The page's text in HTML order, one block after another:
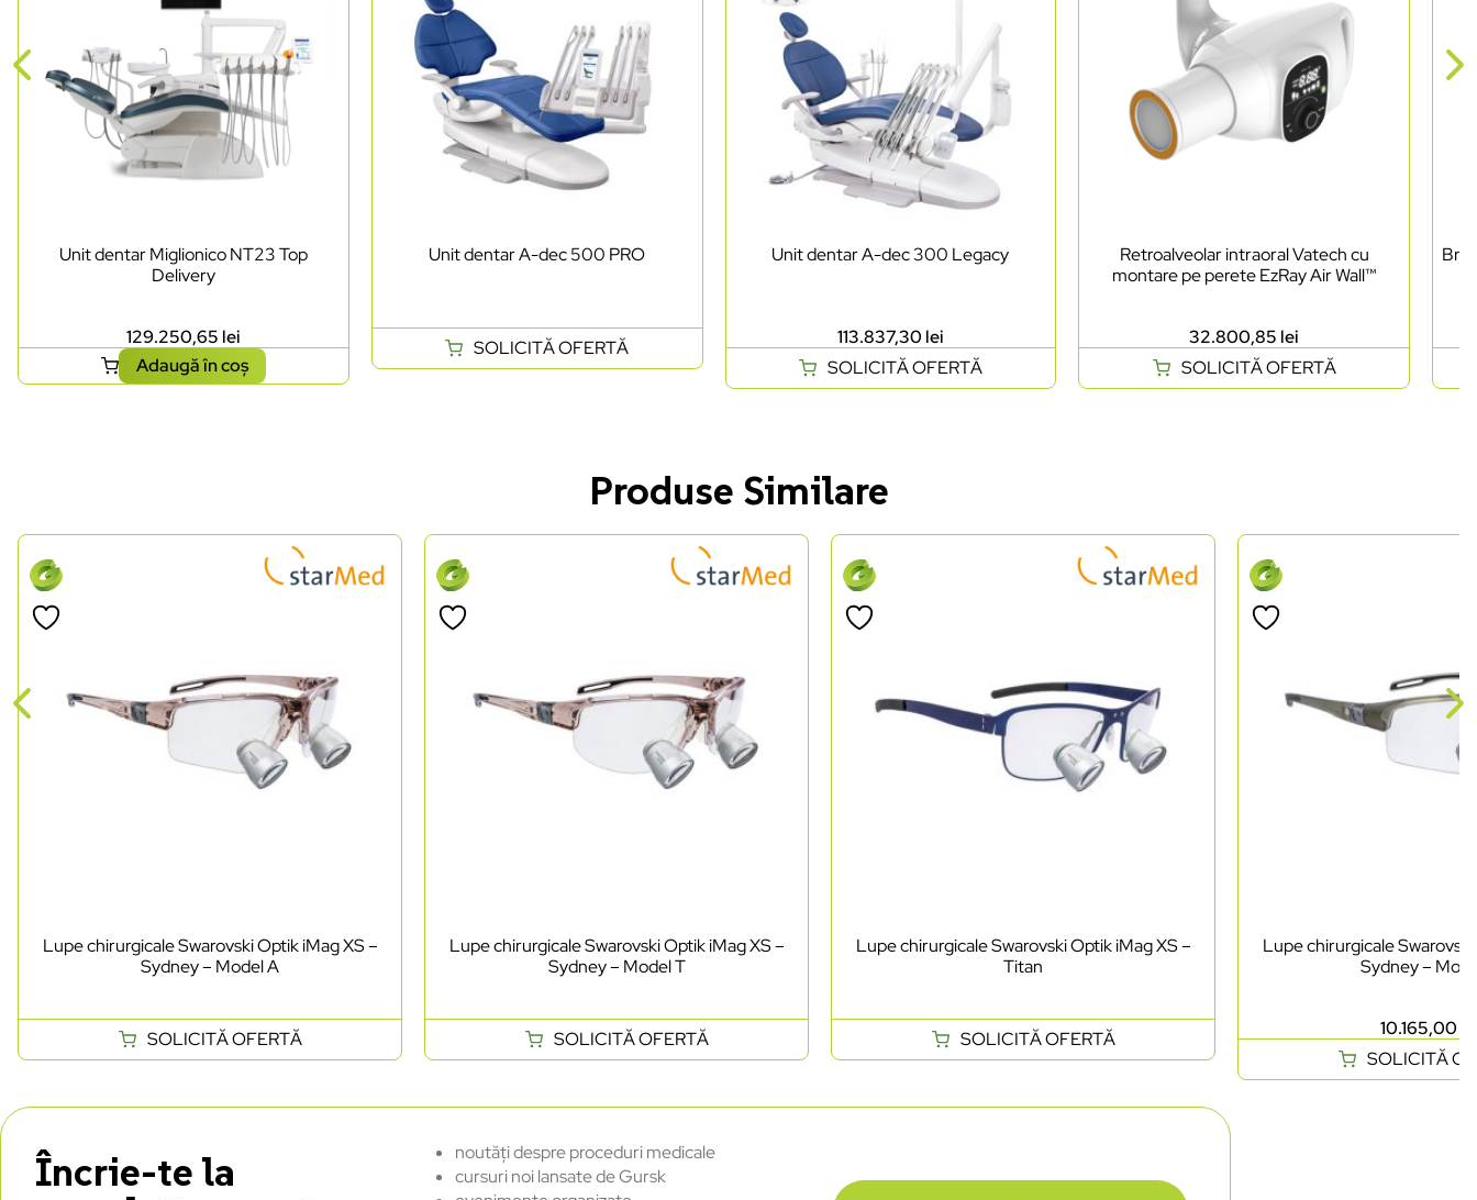
Unit dentar Miglionico NT23 Top
Delivery
129.250,65 lei
Adaugă în coș
Unit dentar A-dec 500 PRO
SOLICITĂ OFERTĂ
Unit dentar A-dec 300 Legacy
113.837,30 lei
SOLICITĂ OFERTĂ
Retroalveolar intraoral Vatech cu
montare pe perete EzRay Air Wall™
32.800,85 lei
SOLICITĂ OFERTĂ
Produse Similare
Lupe chirurgicale Swarovski Optik iMag XS –
Sydney – Model A
SOLICITĂ OFERTĂ
Lupe chirurgicale Swarovski Optik iMag XS –
Sydney – Model T
SOLICITĂ OFERTĂ
Lupe chirurgicale Swarovski Optik iMag XS –
Titan
SOLICITĂ OFERTĂ
Lupe chirurgicale
Sydney –
10.165,00
SOLICITĂ
Încrie-te la
noutăți despre proceduri medicale
cursuri noi lansate de Gursk